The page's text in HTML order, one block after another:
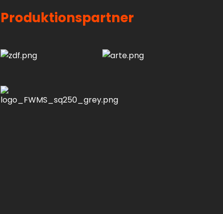
Produktionspartner